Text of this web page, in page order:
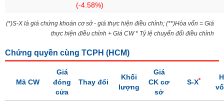
Tâm
thị
trường
(-4.58%)
(*)S-X là giá chứng khoán cơ sở - giá thực hiện điều chỉnh; (**)Hòa vốn = Giá
thực hiện điều chỉnh + Giá CW * Tỷ lệ chuyển đổi điều chỉnh
Chứng quyền cùng TCPH (HCM)
Mã CW
Giá
đóng
cửa
Thay đổi
Khối
lượng
Giá
CK cơ
sở
S-X*
DÙNG
KHÔNG
YẾU